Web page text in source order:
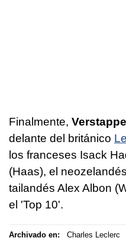
Finalmente,
delante del británico
los franceses Isack
(Haas), el
tailandés Alex Albon
el 'Top 10'.
Archivado en: Charles Leclerc